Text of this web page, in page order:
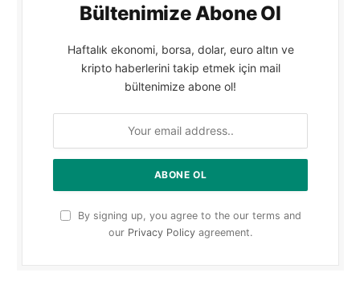
Bültenimize Abone Ol
Haftalık ekonomi, borsa, dolar, euro altın ve
kripto haberlerini takip etmek için mail
bültenimize abone ol!
By signing up, you agree to the our terms and
our Privacy Policy agreement.